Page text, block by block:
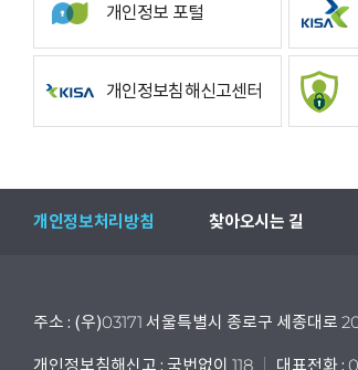
개인정보 포털
개인정보침해신고센터
개인정보처리방침 찾아오시는 길
주소 : (우)03171 서울특별시 종로구 세종대로
개인정보침해신고 : 국번없이 118 대표전화 :